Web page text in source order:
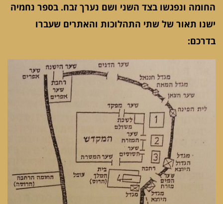
החומה ונפגשו בצד השני ושם נערך זבח. בספר נחמיה
ישנו תאור של שתי התהלוכות והאתרים שעברו
בדרכם: